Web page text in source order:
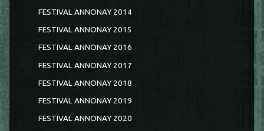
FESTIVAL ANNONAY 2014
FESTIVAL ANNONAY 2015
FESTIVAL ANNONAY 2016
FESTIVAL ANNONAY 2017
FESTIVAL ANNONAY 2018
FESTIVAL ANNONAY 2019
FESTIVAL ANNONAY 2020